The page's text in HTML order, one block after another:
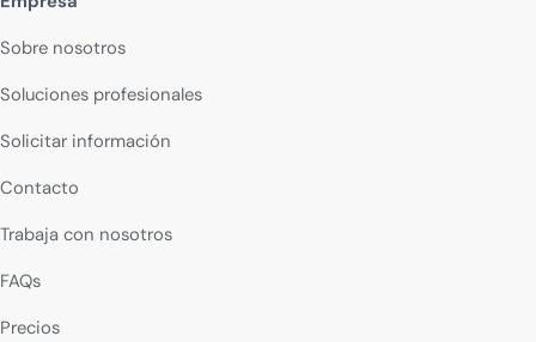
Sobre nosotros
Soluciones profesionales
Solicitar información
Contacto
Trabaja con nosotros
FAQs
Precios